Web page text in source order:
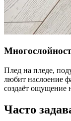
Плед на пледе,
любит наслоение
создаёт ощущение
Часто